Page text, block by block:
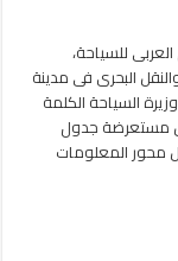
للسياحة،
البحرى فى مدينة
السياحة الكلمة
مستعرضة جدول
بنداً ومنها تفعيل محور المعلومات